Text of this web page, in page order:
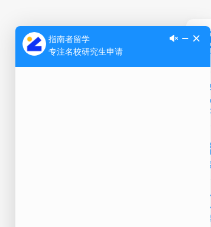
公
微
在